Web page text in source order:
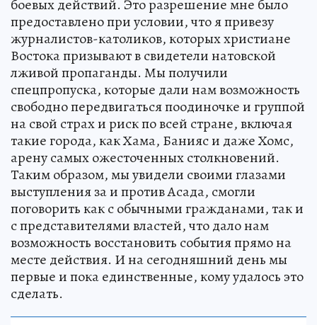
боевых действий. Это разрешение мне было
предоставлено при условии, что я привезу
журналистов-католиков, которых христиане
Востока призывают в свидетели натовской
лживой пропаганды. Мы получили
спецпропуска, которые дали нам возможность
свободно передвигаться поодиночке и группой
на свой страх и риск по всей стране, включая
такие города, как Хама, Банияс и даже Хомс,
арену самых ожесточенных столкновений.
Таким образом, мы увидели своими глазами
выступления за и против Асада, смогли
поговорить как с обычными гражданами, так и
с представителями властей, что дало нам
возможность восстановить события прямо на
месте действия. И на сегодняшний день мы
первые и пока единственные, кому удалось это
сделать.